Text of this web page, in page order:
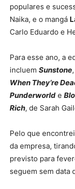
populares e
Naika, e o mangá
Carlo Eduardo e
Para esse ano, a
incluem Sunstone
When They’re
Punderworld e
Rich, de Sarah
Pelo que
da empresa,
previsto para
seguem sem data